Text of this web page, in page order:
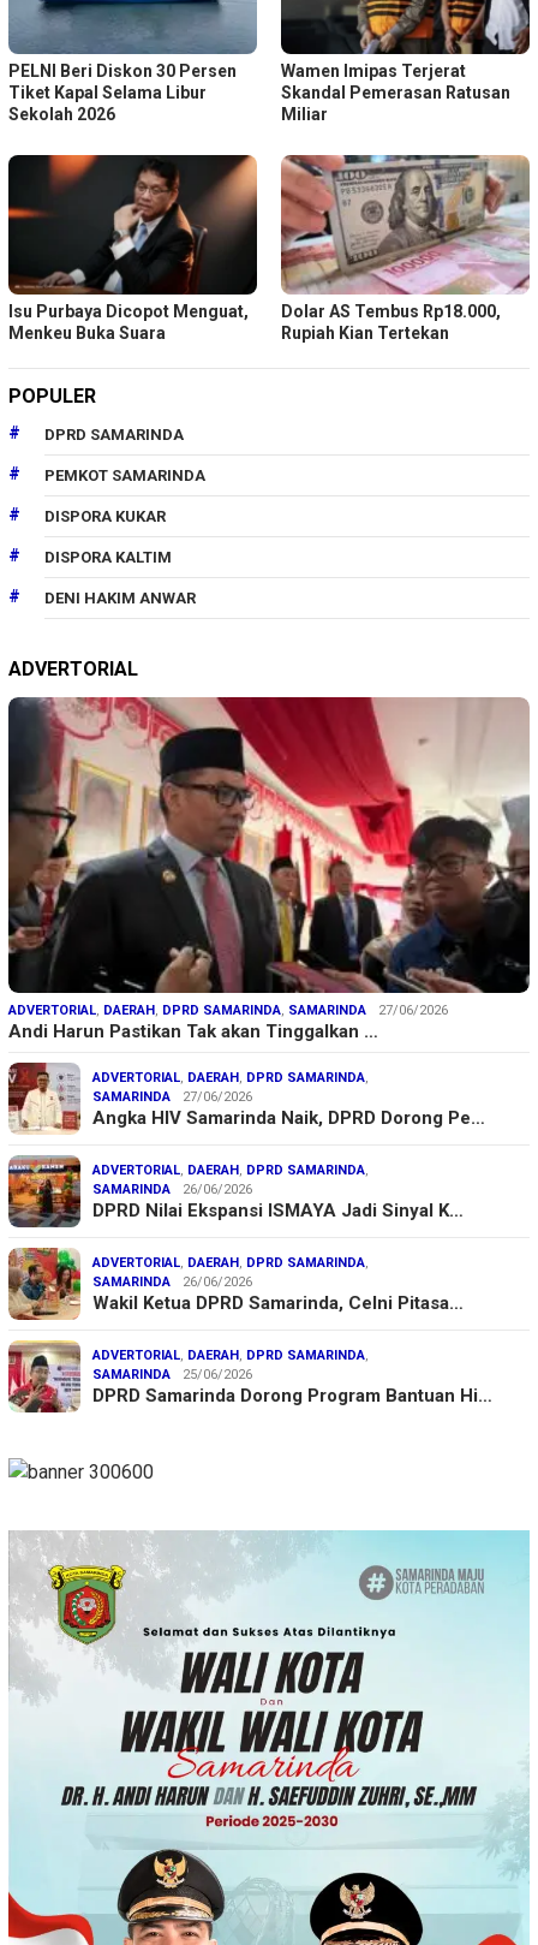
PELNI Beri Diskon 30 Persen
Tiket Kapal Selama Libur
Sekolah 2026
Wamen Imipas Terjerat
Skandal Pemerasan Ratusan
Miliar
Isu Purbaya Dicopot Menguat,
Menkeu Buka Suara
Dolar AS Tembus Rp18.000,
Rupiah Kian Tertekan
POPULER
DPRD SAMARINDA
PEMKOT SAMARINDA
DISPORA KUKAR
DISPORA KALTIM
DENI HAKIM ANWAR
ADVERTORIAL
ADVERTORIAL, DAERAH , DPRD SAMARINDA, SAMARINDA 27/06/2026
Andi Harun Pastikan Tak akan Tinggalkan …
ADVERTORIAL, DAERAH , DPRD SAMARINDA,
SAMARINDA
27/06/2026
Angka HIV Samarinda Naik, DPRD Dorong Pe…
ADVERTORIAL, DAERAH , DPRD SAMARINDA,
SAMARINDA
26/06/2026
DPRD Nilai Ekspansi ISMAYA Jadi Sinyal K…
ADVERTORIAL, DAERAH , DPRD SAMARINDA,
SAMARINDA
26/06/2026
Wakil Ketua DPRD Samarinda, Celni Pitasa…
ADVERTORIAL, DAERAH , DPRD SAMARINDA,
SAMARINDA
25/06/2026
DPRD Samarinda Dorong Program Bantuan Hi…